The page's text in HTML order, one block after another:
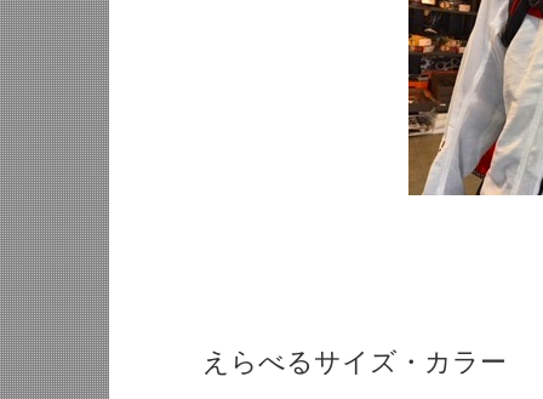
えらべるサイズ・カラー